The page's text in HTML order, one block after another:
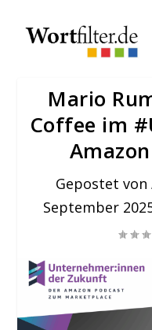
Mario
Coffee im
Gepostet von
September